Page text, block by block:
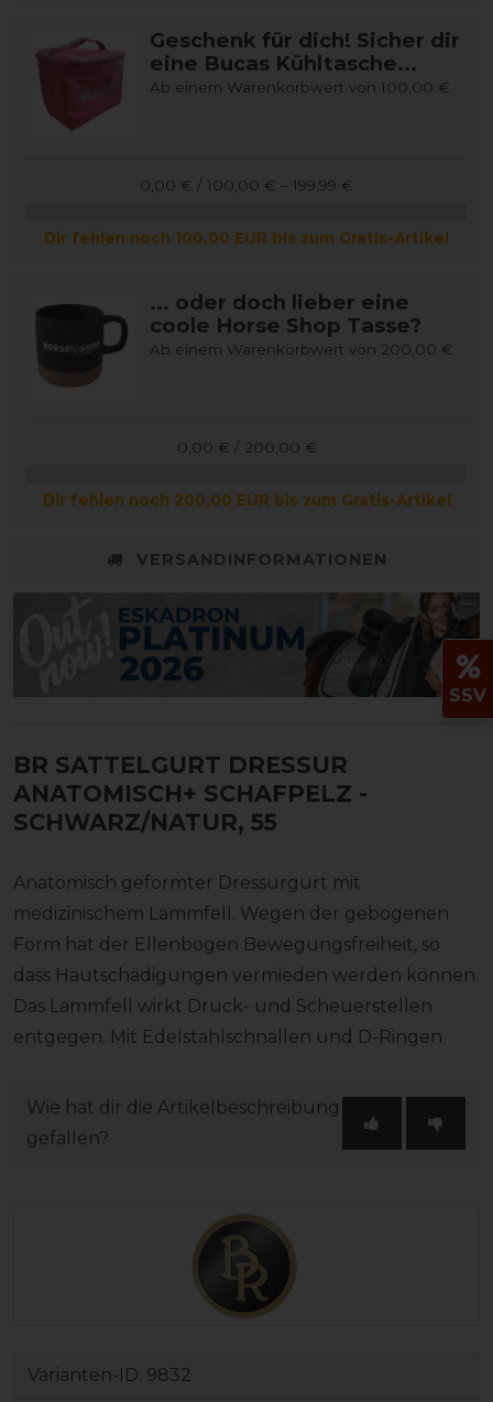
Geschenk für dich! Sicher dir
eine Bucas Kühltasche...
Ab einem Warenkorbwert von 100,00 €
0,00 € / 100,00 € – 199,99 €
Dir fehlen noch 100,00 EUR bis zum Gratis-Artikel
... oder doch lieber eine
coole Horse Shop Tasse?
Ab einem Warenkorbwert von 200,00 €
0,00 € / 200,00 €
Dir fehlen noch 200,00 EUR bis zum Gratis-Artikel
VERSANDINFORMATIONEN
BR SATTELGURT DRESSUR
ANATOMISCH+ SCHAFPELZ -
SCHWARZ/NATUR, 55
Anatomisch geformter Dressurgurt mit
medizinischem Lammfell. Wegen der gebogenen
Form hat der Ellenbogen Bewegungsfreiheit, so
dass Hautschädigungen vermieden werden können.
Das Lammfell wirkt Druck- und Scheuerstellen
entgegen. Mit Edelstahlschnallen und D-Ringen
Wie hat dir die Artikelbeschreibung
gefallen?
Varianten-ID: 9832
SSV